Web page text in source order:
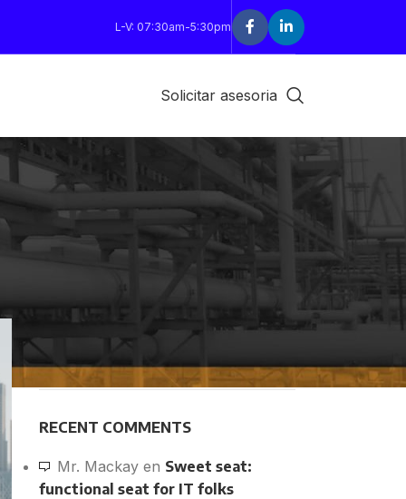
L-V: 07:30am-5:30pm
Solicitar asesoria
CATEGORÍAS
Design trends
RECENT COMMENTS
Mr. Mackayen Sweet seat:
functional seat for IT folks